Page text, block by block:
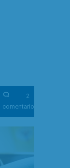
2
comentarios